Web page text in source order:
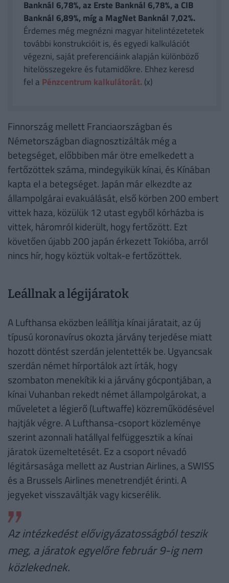
Banknál 6,78%, az Erste Banknál 6,78%, a CIB
Banknál 6,89%, míg a MagNet Banknál 7,02%.
Érdemes még megnézni magyar hitelintézetetek
további konstrukcióit is, és egyedi kalkulációt
végezni, saját preferenciáink alapján különböző
hitelösszegekre és futamidőkre. Ehhez keresd
fel a Pénzcentrum kalkulátorát. (x)
Finnország mellett Franciaországban és
Németországban diagnosztizálták még a
betegséget, előbbiben már ötre emelkedett a
fertőzöttek száma, mindegyikük kínai, és Kínában
kapta el a betegséget. Japán már elkezdte az
állampolgárai evakuálását, első körben 200 embert
vittek haza, közülük 12 utast egyből kórházba is
vittek, háromról kiderült, hogy fertőzött. Ezt
követően újabb 200 japán érkezett Tokióba, arról
nincs hír, hogy köztük voltak-e fertőzöttek.
Leállnak a légijáratok
A Lufthansa eközben leállítja kínai járatait, az új
típusú koronavírus okozta járvány terjedése miatt
hozott döntést szerdán jelentették be. Ugyancsak
szerdán német hírportálok azt írták, hogy
szombaton menekítik ki a járvány gócpontjában, a
kínai Vuhanban rekedt német állampolgárokat, a
műveletet a légierő (Luftwaffe) közreműködésével
hajtják végre. A Lufthansa-csoport közleménye
szerint azonnali hatállyal felfüggesztik a kínai
járatok üzemeltetését. Ez a csoport névadó
légitársasága mellett az Austrian Airlines, a SWISS
és a Brussels Airlines menetrendjét érinti. A
jegyeket visszaváltják vagy kicserélik.
Az intézkedést elővigyázatosságból teszik
meg, a járatok egyelőre február 9-ig nem
közlekednek.